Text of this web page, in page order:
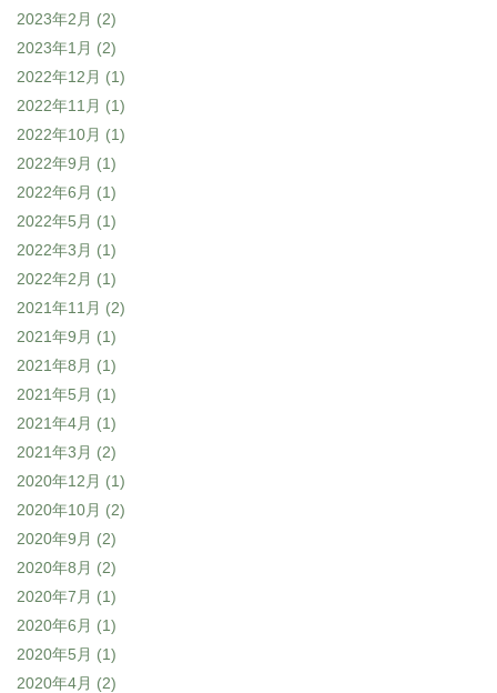
2023年2月 (2)
2023年1月 (2)
2022年12月 (1)
2022年11月 (1)
2022年10月 (1)
2022年9月 (1)
2022年6月 (1)
2022年5月 (1)
2022年3月 (1)
2022年2月 (1)
2021年11月 (2)
2021年9月 (1)
2021年8月 (1)
2021年5月 (1)
2021年4月 (1)
2021年3月 (2)
2020年12月 (1)
2020年10月 (2)
2020年9月 (2)
2020年8月 (2)
2020年7月 (1)
2020年6月 (1)
2020年5月 (1)
2020年4月 (2)